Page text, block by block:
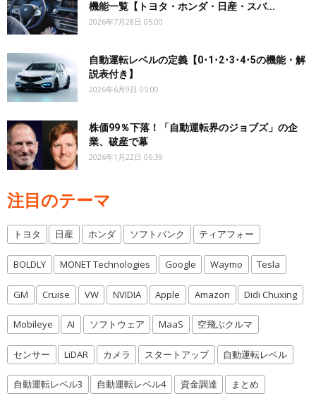
機能一覧【トヨタ・ホンダ・日産・スバ...
2026年7月28日 05:00
自動運転レベルの定義【0･1･2･3･4･5の機能・解
説表付き】
2026年6月9日 05:00
株価99％下落！「自動運転界のジョブズ」の企
業、破産で幕
2026年1月22日 06:39
注目のテーマ
トヨタ 日産 ホンダ ソフトバンク ティアフォー
BOLDLY MONET Technologies Google Waymo Tesla
GM Cruise VW NVIDIA Apple Amazon Didi Chuxing
Mobileye AI ソフトウェア MaaS 空飛ぶクルマ
センサー LiDAR カメラ スタートアップ 自動運転レベル
自動運転レベル3 自動運転レベル4 資金調達 まとめ